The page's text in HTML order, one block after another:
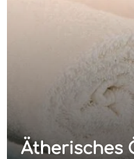
Ätherisches